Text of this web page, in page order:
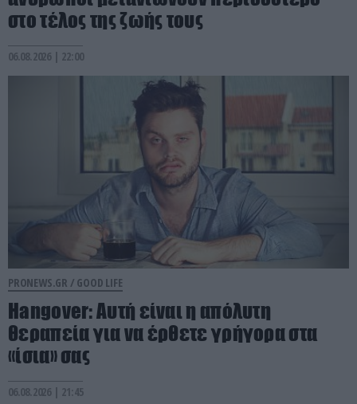
στο τέλος της ζωής τους
06.08.2026 | 22:00
PRONEWS.GR / GOOD LIFE
Hangover: Αυτή είναι η απόλυτη
θεραπεία για να έρθετε γρήγορα στα
«ίσια» σας
06.08.2026 | 21:45